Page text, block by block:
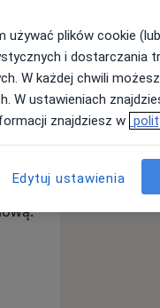
o
używać plików cookie
i dostarczania
W każdej chwili
W ustawieniach
znajdziesz w
Edytuj ustawienia